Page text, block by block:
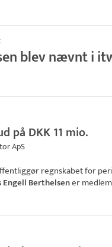
blev nævnt i
på DKK 11 mio.
ApS
regnskabet for
Engell Berthelsener